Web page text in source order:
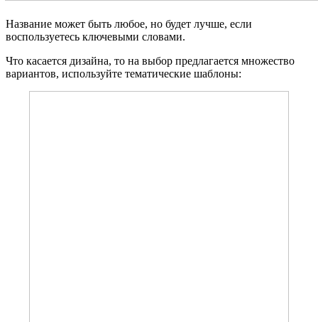
Название может быть любое, но будет лучше, если
воспользуетесь ключевыми словами.
Что касается дизайна, то на выбор предлагается множество
вариантов, используйте тематические шаблоны: